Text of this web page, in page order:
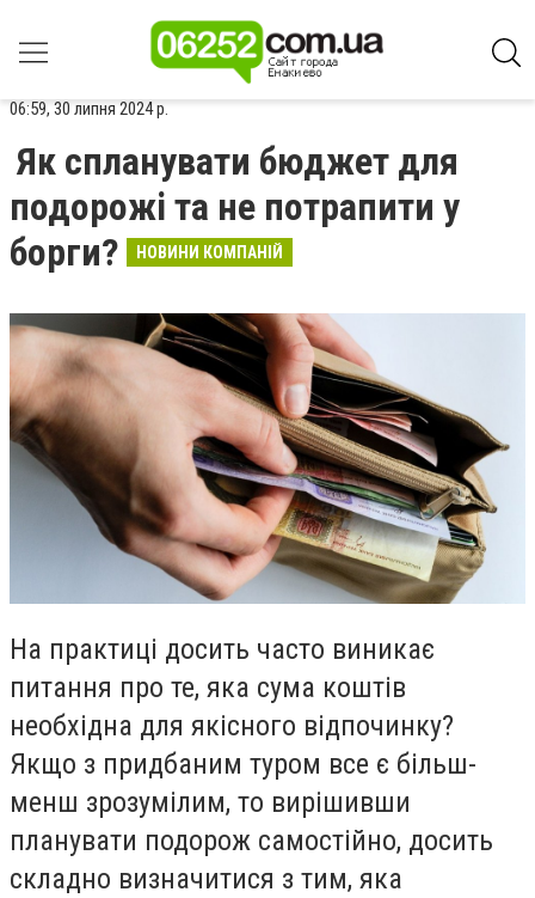
06:59, 30 липня 2024 р.
Як спланувати бюджет для
подорожі та не потрапити у
борги?
НОВИНИ КОМПАНІЙ
На практиці досить часто виникає
питання про те, яка сума коштів
необхідна для якісного відпочинку?
Якщо з придбаним туром все є більш-
менш зрозумілим, то вирішивши
планувати подорож самостійно, досить
складно визначитися з тим, яка